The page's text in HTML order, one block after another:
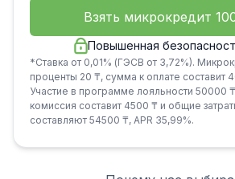
Взять микрокредит
Повышенная
*Ставка от 0,01% (ГЭСВ от 3,72%).
проценты 20 ₸, сумма к оплате составит
Участие в программе лояльности 50000
комиссия составит 4500 ₸ и общие
составляют 54500 ₸, APR 35,99%.